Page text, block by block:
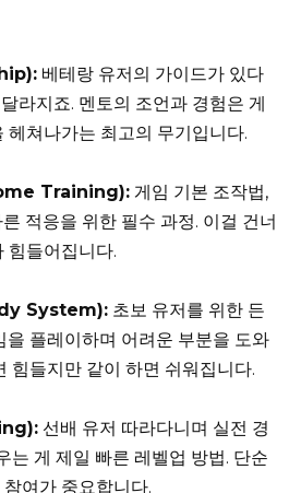
베테랑 유저의 가이드가 있다
라지죠. 멘토의 조언과 경험은 게
헤쳐나가는 최고의 무기입니다.
Training): 게임 기본 조작법,
적응을 위한 필수 과정. 이걸 건너
힘들어집니다.
System): 초보 유저를 위한 든
을 플레이하며 어려운 부분을 도와
힘들지만 같이 하면 쉬워집니다.
선배 유저 따라다니며 실전 경
는 게 제일 빠른 레벨업 방법. 단순
여가 중요합니다.